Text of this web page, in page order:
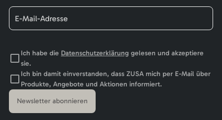
Ich habe die Datenschutzerklärunggelesen und akzeptiere
sie.
Ich bin damit einverstanden, dass ZUSA mich per E-Mail über
Produkte, Angebote und Aktionen informiert.
Newsletter abonnieren